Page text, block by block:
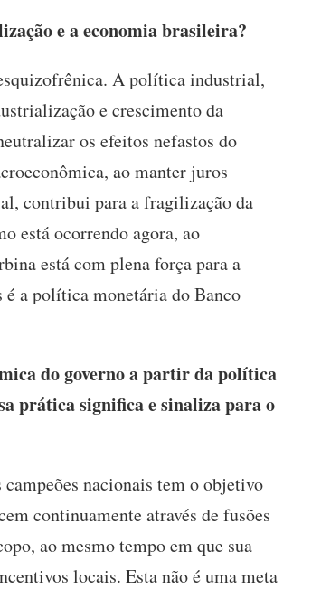
e a economia brasileira?
A política industrial,
e crescimento da
os efeitos nefastos do
ao manter juros
contribui para a fragilização da
está ocorrendo agora, ao
está com plena força para a
a política monetária do Banco
do governo a partir da política
prática significa e sinaliza para o
nacionais tem o objetivo
continuamente através de fusões
ao mesmo tempo em que sua
locais. Esta não é uma meta